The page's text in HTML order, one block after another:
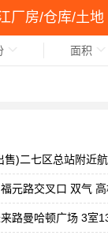
厂房/仓库/土地
面积
售)二七区总站附近
元路交叉口 双气
路曼哈顿广场 3室